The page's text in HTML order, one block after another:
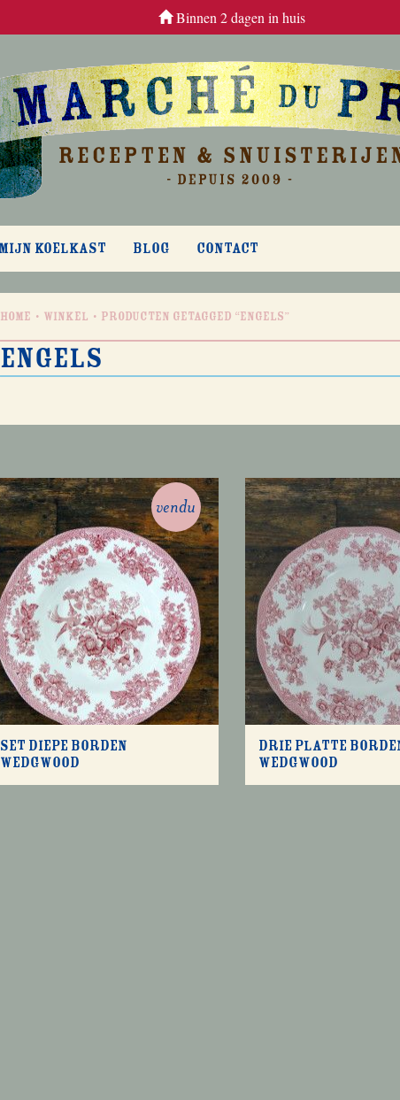
Binnen 2 dagen in huis
MIJN KOELKAST BLOG CONTACT
Home Winkel Producten getagged “engels”
engels
Set diepe borden
Wedgwood
vendu
Drie platte
Wedgwood